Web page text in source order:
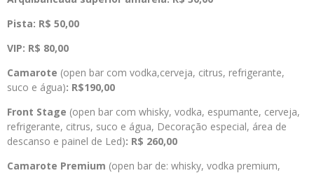
Pista: R$ 50,00
VIP: R$ 80,00
Camarote (open bar com vodka,cerveja, citrus, refrigerante,
suco e água): R$190,00
Front Stage (open bar com whisky, vodka, espumante, cerveja,
refrigerante, citrus, suco e água, Decoração especial, área de
descanso e painel de Led): R$ 260,00
Camarote Premium (open bar de: whisky, vodka premium,